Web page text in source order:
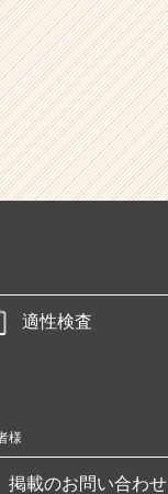
適性検査
様
掲載のお問い合わせ